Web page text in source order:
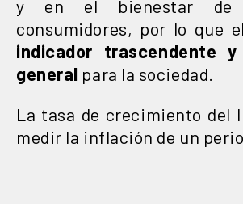
y en el bienestar
consumidores, por lo que
indicador trascendente
general para la sociedad.
La tasa de crecimiento del
medir la inflación de un